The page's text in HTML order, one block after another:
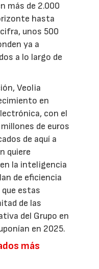
más de 2.000
hasta
unos 500
ya a
a lo largo de
Veolia
en
con el
de euros
de aquí a
quiere
la inteligencia
de eficiencia
estas
de las
del Grupo en
en 2025.
más